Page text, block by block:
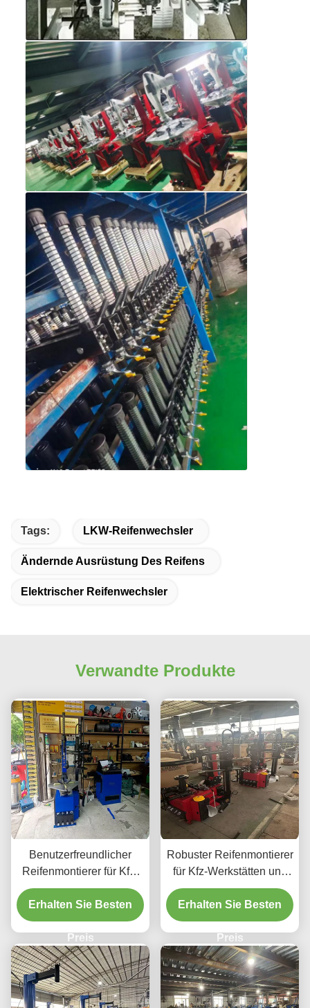
Tags: LKW-Reifenwechsler
Ändernde Ausrüstung Des Reifens
Elektrischer Reifenwechsler
Verwandte Produkte
Benutzerfreundlicher
Reifenmontierer für Kfz-
Werkstätten und
Garagen, CE-zertifiziert
und einfach zu bedienen.
Erhalten Sie Besten
Preis
Robuster Reifenmontierer
für Kfz-Werkstätten und
Garagen CE-zertifiziert
und professionell
Erhalten Sie Besten
Preis